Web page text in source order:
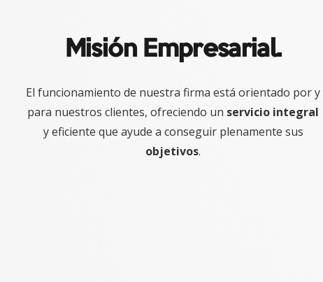
Misión Empresarial.
El funcionamiento de nuestra firma está orientado por y
para nuestros clientes, ofreciendo un servicio integral
y eficiente que ayude a conseguir plenamente sus
objetivos.